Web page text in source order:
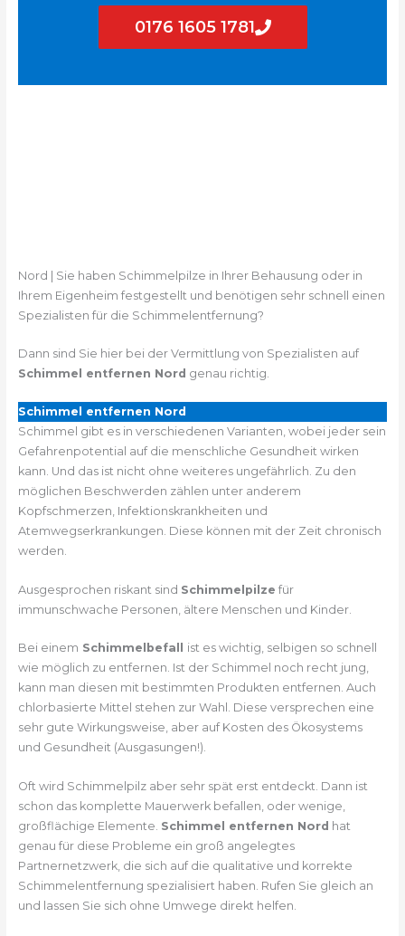
0176 1605 1781
Nord | Sie haben Schimmelpilze in Ihrer Behausung oder in
Ihrem Eigenheim festgestellt und benötigen sehr schnell einen
Spezialisten für die Schimmelentfernung?
Dann sind Sie hier bei der Vermittlung von Spezialisten auf
Schimmel entfernen Nord genau richtig.
Schimmel entfernen Nord
Schimmel gibt es in verschiedenen Varianten, wobei jeder sein
Gefahrenpotential auf die menschliche Gesundheit wirken
kann. Und das ist nicht ohne weiteres ungefährlich. Zu den
möglichen Beschwerden zählen unter anderem
Kopfschmerzen, Infektionskrankheiten und
Atemwegserkrankungen. Diese können mit der Zeit chronisch
werden.
Ausgesprochen riskant sind Schimmelpilze für
immunschwache Personen, ältere Menschen und Kinder.
Bei einem Schimmelbefall ist es wichtig, selbigen so schnell
wie möglich zu entfernen. Ist der Schimmel noch recht jung,
kann man diesen mit bestimmten Produkten entfernen. Auch
chlorbasierte Mittel stehen zur Wahl. Diese versprechen eine
sehr gute Wirkungsweise, aber auf Kosten des Ökosystems
und Gesundheit (Ausgasungen!).
Oft wird Schimmelpilz aber sehr spät erst entdeckt. Dann ist
schon das komplette Mauerwerk befallen, oder wenige,
großflächige Elemente. Schimmel entfernen Nord hat
genau für diese Probleme ein groß angelegtes
Partnernetzwerk, die sich auf die qualitative und korrekte
Schimmelentfernung spezialisiert haben. Rufen Sie gleich an
und lassen Sie sich ohne Umwege direkt helfen.